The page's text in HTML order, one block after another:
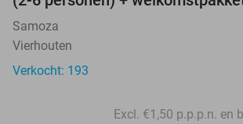
Samoza
Vierhouten
Verkocht: 193
Excl. €1,50 p.p.p.n. en